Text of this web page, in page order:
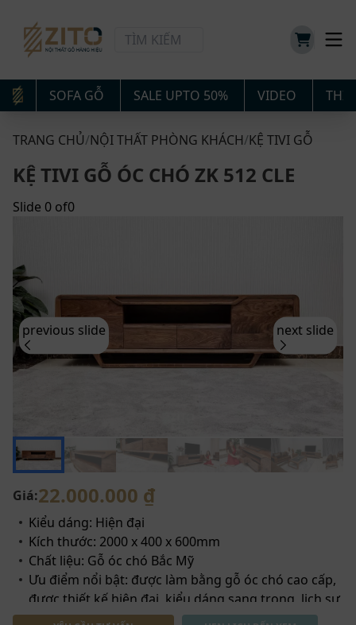
SOFA GỖ SALE UPTO 50% VIDEO
TRANG CHỦ/NỘI THẤT PHÒNG KHÁCH/KỆ TIVI GỖ
KỆ TIVI GỖ ÓC CHÓ ZK 512 CLE
Slide 0 of0
previous slide next slide
Giá:22.000.000 ₫
Kiểu dáng: Hiện đại
Kích thước: 2000 x 400 x 600mm
Chất liệu: Gỗ óc chó Bắc Mỹ
Ưu điểm nổi bật: được làm bằng gỗ óc chó cao cấp,
được thiết kế hiện đại, kiểu dáng sang trọng, lịch sự,
kích thước nhỏ gọn phù hợp với nhiều không gian